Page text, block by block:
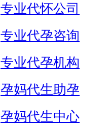
专业代怀公司
专业代孕咨询
专业代孕机构
孕妈代生助孕
孕妈代生中心